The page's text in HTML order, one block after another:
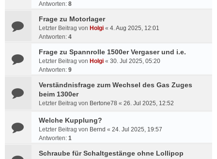
Antworten: 8
Frage zu Motorlager
Letzter Beitrag von Holgi « 4. Aug 2025, 12:01
Antworten: 4
Frage zu Spannrolle 1500er Vergaser und i.e.
Letzter Beitrag von Holgi « 30. Jul 2025, 05:20
Antworten: 9
Verständnisfrage zum Wechsel des Gas Zuges
beim 1300er
Letzter Beitrag von Bertone78 « 26. Jul 2025, 12:52
Welche Kupplung?
Letzter Beitrag von Bernd « 24. Jul 2025, 19:57
Antworten: 1
Schraube für Schaltgestänge ohne Lollipop